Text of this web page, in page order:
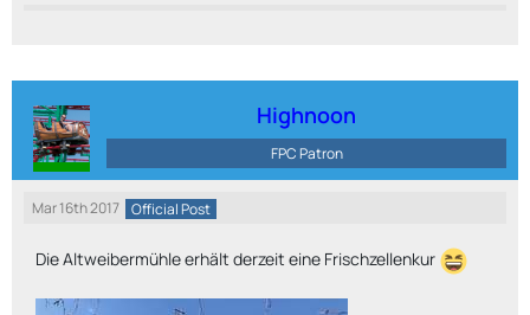
Highnoon
FPC Patron
Mar 16th 2017 Official Post
Die Altweibermühle erhält derzeit eine Frischzellenkur